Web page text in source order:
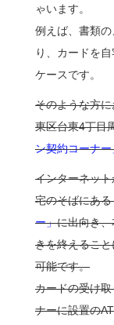
ゃいます。
例えば、書類
り、カードを
ケースです。
そのような方
東区台東4丁目
ン契約コーナー
インターネッ
宅のそばにある
ー」に出向き
きを終えるこ
可能です。
カードの受け
ナーに設置の